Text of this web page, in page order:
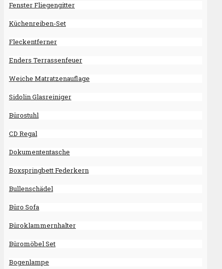
Fenster Fliegengitter
Küchenreiben-Set
Fleckentferner
Enders Terrassenfeuer
Weiche Matratzenauflage
Sidolin Glasreiniger
Bürostuhl
CD Regal
Dokumententasche
Boxspringbett Federkern
Bullenschädel
Büro Sofa
Büroklammernhalter
Büromöbel Set
Bogenlampe